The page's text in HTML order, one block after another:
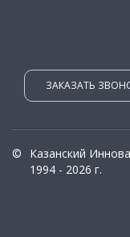
ЗАКАЗАТЬ
©
Казанский
1994 - 2026 г.